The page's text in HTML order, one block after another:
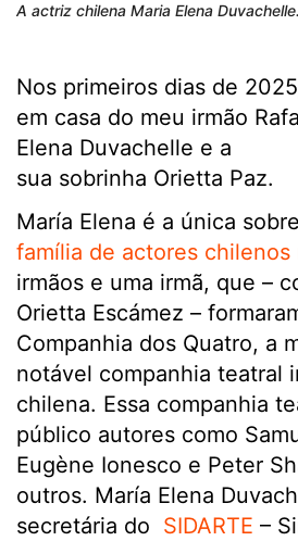
A actriz chilena Maria Elena
Nos primeiros dias de
em casa do meu irmão
Elena Duvachelle e a
sua sobrinha Orietta Paz.
María Elena é a única
família de actores chilenos
irmãos e uma irmã, que –
Orietta Escámez –
Companhia dos Quatro, a
notável companhia teatral
chilena. Essa companhia
público autores como
Eugène Ionesco e Peter
outros. María Elena
secretária do SIDARTE –